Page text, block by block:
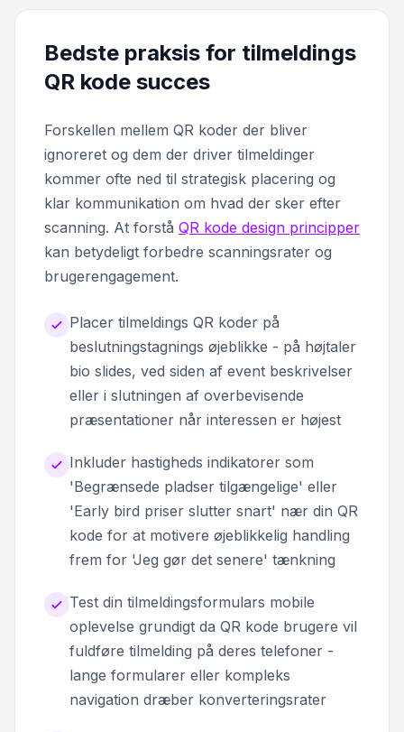
Bedste praksis for tilmeldings
QR kode succes
Forskellen mellem QR koder der bliver
ignoreret og dem der driver tilmeldinger
kommer ofte ned til strategisk placering og
klar kommunikation om hvad der sker efter
scanning. At forstå QR kode design principper
kan betydeligt forbedre scanningsrater og
brugerengagement.
Placer tilmeldings QR koder på
beslutningstagnings øjeblikke - på højtaler
bio slides, ved siden af event beskrivelser
eller i slutningen af overbevisende
præsentationer når interessen er højest
Inkluder hastigheds indikatorer som
'Begrænsede pladser tilgængelige' eller
'Early bird priser slutter snart' nær din QR
kode for at motivere øjeblikkelig handling
frem for 'Jeg gør det senere' tænkning
Test din tilmeldingsformulars mobile
oplevelse grundigt da QR kode brugere vil
fuldføre tilmelding på deres telefoner -
lange formularer eller kompleks
navigation dræber konverteringsrater